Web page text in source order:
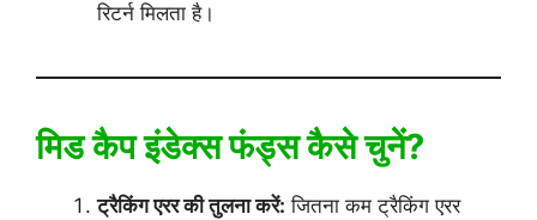
रिटर्न मिलता है।
मिड कैप इंडेक्स फंड्स कैसे चुनें?
ट्रैकिंग एरर की तुलना करें: जितना कम ट्रैकिंग एरर